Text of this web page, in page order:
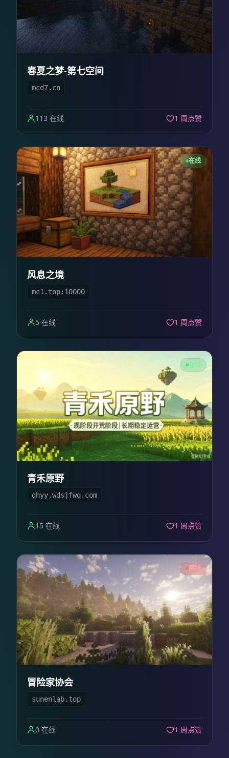
春夏之梦-第七空间
mcd7.cn
113 在线 1 周点赞
在线
风息之境
mc1.top:10000
5 在线 1 周点赞
在线
青禾原野
qhyy.wdsjfwq.com
15 在线 1 周点赞
离线
冒险家协会
sunenlab.top
0 在线 1 周点赞